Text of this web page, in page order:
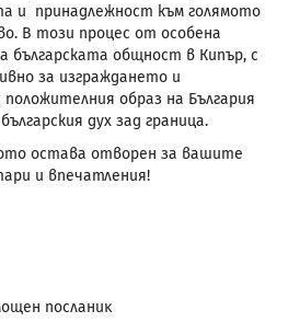
и принадлежност към голямото
В този процес от особена
българската общност в Кипър, с
за изграждането и
образ на България
дух зад граница.
остава отворен за вашите
и впечатления!
посланиκ